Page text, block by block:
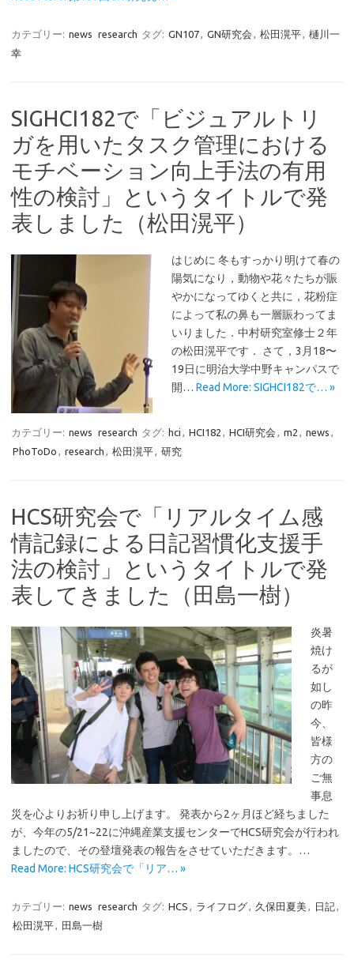
カテゴリー: news research タグ: GN107, GN研究会 , 松田滉平, 樋川一
幸
SIGHCI182で「ビジュアルトリ
ガを用いたタスク管理における
モチベーション向上手法の有用
性の検討」というタイトルで発
表しました（松田滉平）
はじめに 冬もすっかり明けて春の
陽気になり，動物や花々たちが賑
やかになってゆくと共に，花粉症
によって私の鼻も一層賑わってま
いりました．中村研究室修士２年
の松田滉平です． さて，3月18〜
19日に明治大学中野キャンパスで
開… Read More: SIGHCI182で… »
カテゴリー: news research タグ: hci HCI182 HCI研究会 m2 news
PhoToDo
research 松田滉平 研究
HCS研究会で「リアルタイム感
情記録による日記習慣化支援手
法の検討」というタイトルで発
表してきました（田島一樹）
炎暑
焼け
るが
如し
の昨
今、
皆様
方の
ご無
事息
災を心よりお祈り申し上げます。 発表から2ヶ月ほど経ちました
が、今年の5/21~22に沖縄産業支援センターでHCS研究会が行われ
ましたので、その登壇発表の報告をさせていただきます。…
Read More: HCS研究会で「リア… »
カテゴリー: news research タグ: HCS ライフログ 久保田夏美 日記
松田滉平
田島一樹